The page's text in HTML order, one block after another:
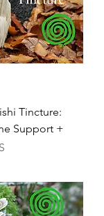
Tincture:
Support +